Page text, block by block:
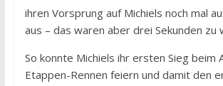
ihren Vorsprung auf Michiels noch mal
aus – das waren aber drei Sekunden zu
So konnte Michiels ihr ersten Sieg beim
Etappen-Rennen feiern und damit den